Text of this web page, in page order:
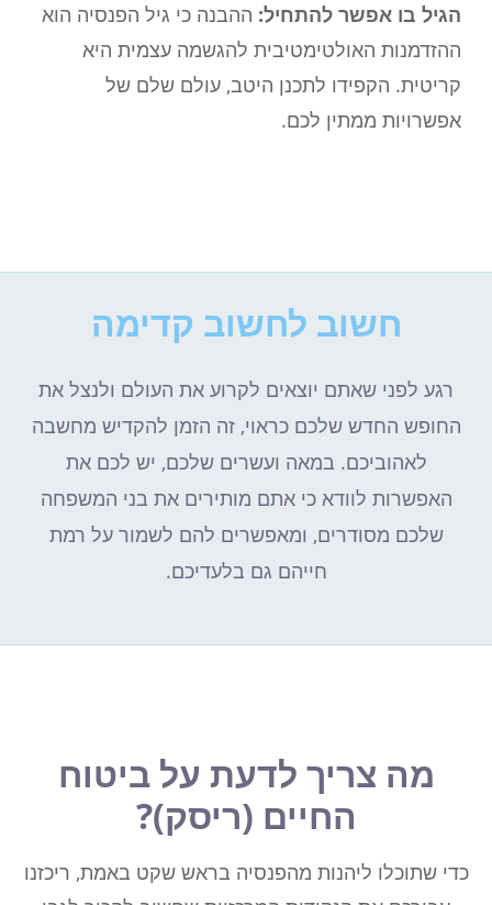
הגיל בו אפשר להתחיל: ההבנה כי גיל הפנסיה הוא
ההזדמנות האולטימטיבית להגשמה עצמית היא
קריטית. הקפידו לתכנן היטב, עולם שלם של
אפשרויות ממתין לכם.
חשוב לחשוב קדימה
רגע לפני שאתם יוצאים לקרוע את העולם ולנצל את
החופש החדש שלכם כראוי, זה הזמן להקדיש מחשבה
לאהוביכם. במאה ועשרים שלכם, יש לכם את
האפשרות לוודא כי אתם מותירים את בני המשפחה
שלכם מסודרים, ומאפשרים להם לשמור על רמת
חייהם גם בלעדיכם.
מה צריך לדעת על ביטוח
החיים (ריסק)?
כדי שתוכלו ליהנות מהפנסיה בראש שקט באמת, ריכזנו